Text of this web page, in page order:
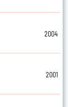
2004
2001